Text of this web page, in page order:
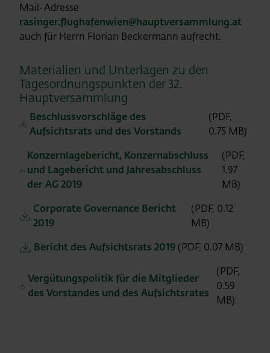
Mail-Adresse
rasinger.flughafenwien@hauptversammlung.at
auch für Herrn Florian Beckermann aufrecht.
Materialien und Unterlagen zu den
Tagesordnungspunkten der 32.
Hauptversammlung
Beschlussvorschläge des
Aufsichtsrats und des Vorstands
(PDF,
0.75 MB)
Konzernlagebericht, Konzernabschluss
und Lagebericht und Jahresabschluss
der AG 2019
(PDF,
1.97
MB)
Corporate Governance Bericht
2019
(PDF, 0.12
MB)
Bericht des Aufsichtsrats 2019 (PDF, 0.07 MB)
Vergütungspolitik für die Mitglieder
des Vorstandes und des Aufsichtsrates
(PDF,
0.59
MB)